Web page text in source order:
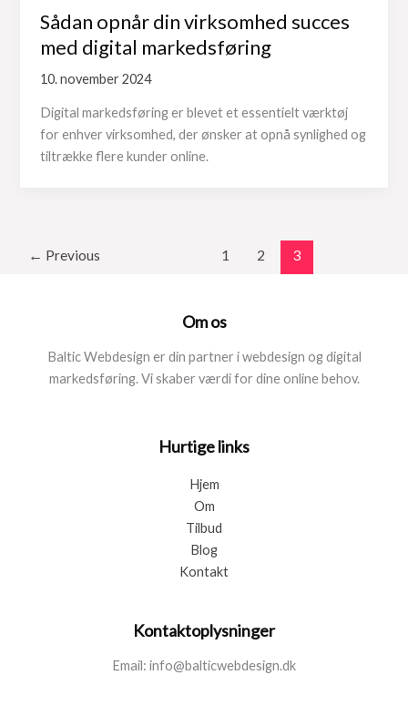
Sådan opnår din virksomhed succes
med digital markedsføring
10. november 2024
Digital markedsføring er blevet et essentielt værktøj
for enhver virksomhed, der ønsker at opnå synlighed og
tiltrække flere kunder online.
← Previous 1 2 3
Om os
Baltic Webdesign er din partner i webdesign og digital
markedsføring. Vi skaber værdi for dine online behov.
Hurtige links
Hjem
Om
Tilbud
Blog
Kontakt
Kontaktoplysninger
Email: info@balticwebdesign.dk